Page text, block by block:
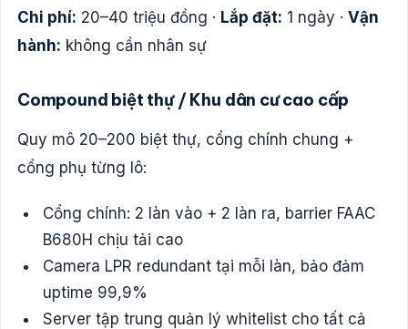
Chi phí: 20–40 triệu đồng · Lắp đặt: 1 ngày · Vận
hành: không cần nhân sự
Compound biệt thự / Khu dân cư cao cấp
Quy mô 20–200 biệt thự, cổng chính chung +
cổng phụ từng lô:
Cổng chính: 2 làn vào + 2 làn ra, barrier FAAC
B680H chịu tải cao
Camera LPR redundant tại mỗi làn, bảo đảm
uptime 99,9%
Server tập trung quản lý whitelist cho tất cả